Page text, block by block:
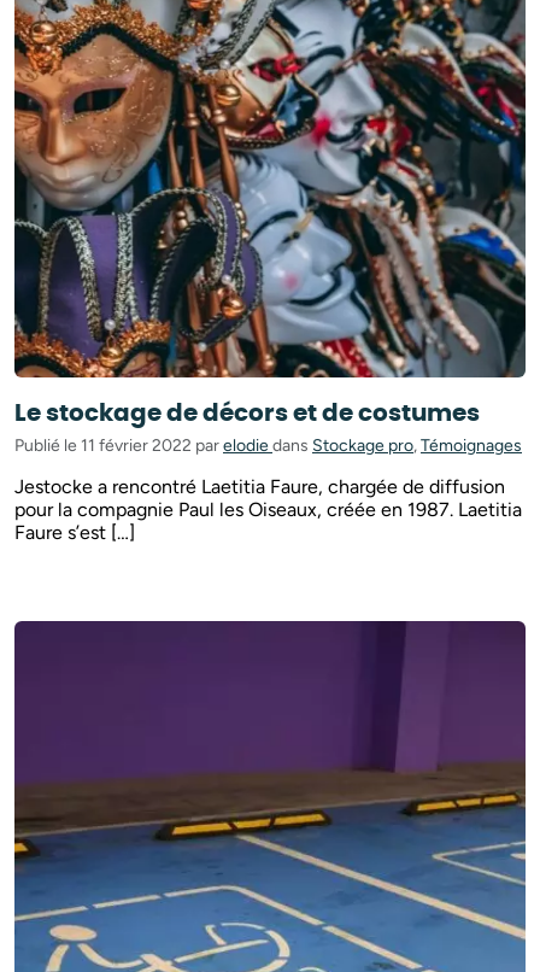
Le stockage de décors et de costumes
Publié le 11 février 2022 parelodiedans Stockage pro,Témoignages
Jestocke a rencontré Laetitia Faure, chargée de diffusion
pour la compagnie Paul les Oiseaux, créée en 1987. Laetitia
Faure s’est […]